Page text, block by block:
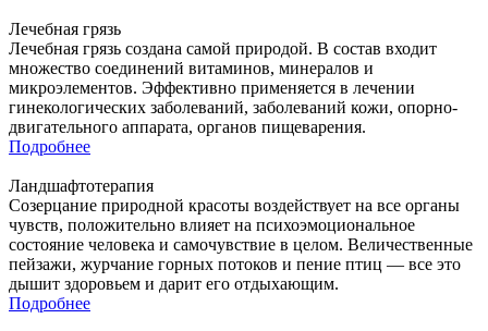
Лечебная грязь
Лечебная грязь создана самой природой. В состав входит
множество соединений витаминов, минералов и
микроэлементов. Эффективно применяется в лечении
гинекологических заболеваний, заболеваний кожи, опорно-
двигательного аппарата, органов пищеварения.
Подробнее
Ландшафтотерапия
Созерцание природной красоты воздействует на все органы
чувств, положительно влияет на психоэмоциональное
состояние человека и самочувствие в целом. Величественные
пейзажи, журчание горных потоков и пение птиц — все это
дышит здоровьем и дарит его отдыхающим.
Подробнее